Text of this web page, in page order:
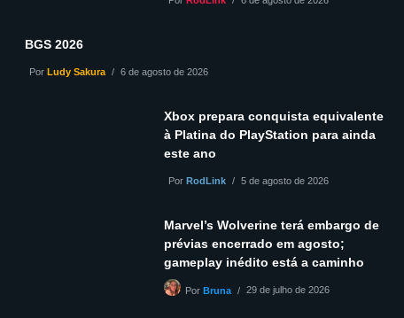
BGS 2026
PorLudy Sakura 6 de agosto de 2026
Xbox prepara conquista equivalente
à Platina do PlayStation para ainda
este ano
Por RodLink 5 de agosto de 2026
Marvel’s Wolverine terá embargo de
prévias encerrado em agosto;
gameplay inédito está a caminho
PorBruna 29 de julho de 2026